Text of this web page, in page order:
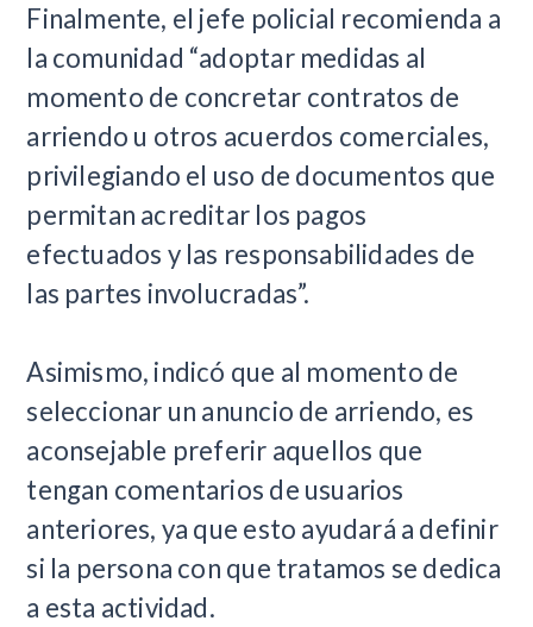
Finalmente, el jefe policial recomienda a
la comunidad “adoptar medidas al
momento de concretar contratos de
arriendo u otros acuerdos comerciales,
privilegiando el uso de documentos que
permitan acreditar los pagos
efectuados y las responsabilidades de
las partes involucradas”.
Asimismo, indicó que al momento de
seleccionar un anuncio de arriendo, es
aconsejable preferir aquellos que
tengan comentarios de usuarios
anteriores, ya que esto ayudará a definir
si la persona con que tratamos se dedica
a esta actividad.